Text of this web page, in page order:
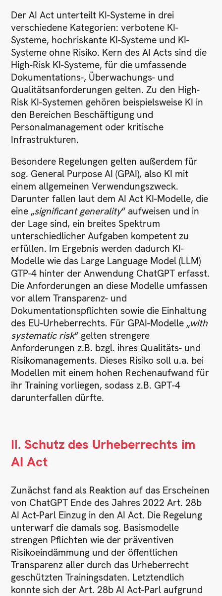
Der AI Act unterteilt KI-Systeme in drei
verschiedene Kategorien: verbotene KI-
Systeme, hochriskante KI-Systeme und KI-
Systeme ohne Risiko. Kern des AI Acts sind die
High-Risk KI-Systeme, für die umfassende
Dokumentations-, Überwachungs- und
Qualitätsanforderungen gelten. Zu den High-
Risk KI-Systemen gehören beispielsweise KI in
den Bereichen Beschäftigung und
Personalmanagement oder kritische
Infrastrukturen.
Besondere Regelungen gelten außerdem für
sog. General Purpose AI (GPAI), also KI mit
einem allgemeinen Verwendungszweck.
Darunter fallen laut dem AI Act KI-Modelle, die
eine „significant generality“ aufweisen und in
der Lage sind, ein breites Spektrum
unterschiedlicher Aufgaben kompetent zu
erfüllen. Im Ergebnis werden dadurch KI-
Modelle wie das Large Language Model (LLM)
GTP-4 hinter der Anwendung ChatGPT erfasst.
Die Anforderungen an diese Modelle umfassen
vor allem Transparenz- und
Dokumentationspflichten sowie die Einhaltung
des EU-Urheberrechts. Für GPAI-Modelle „with
systematic risk“ gelten strengere
Anforderungen z.B. bzgl. ihres Qualitäts- und
Risikomanagements. Dieses Risiko soll u.a. bei
Modellen mit einem hohen Rechenaufwand für
ihr Training vorliegen, sodass z.B. GPT-4
darunterfallen dürfte.
II. Schutz des Urheberrechts im
AI Act
Zunächst fand als Reaktion auf das Erscheinen
von ChatGPT Ende des Jahres 2022 Art. 28b
AI Act-Parl Einzug in den AI Act. Die Regelung
unterwarf die damals sog. Basismodelle
strengen Pflichten wie der präventiven
Risikoeindämmung und der öffentlichen
Transparenz aller durch das Urheberrecht
geschützten Trainingsdaten. Letztendlich
konnte sich der Art. 28b AI Act-Parl aufgrund